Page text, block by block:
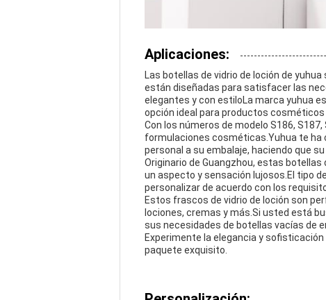
Aplicaciones:
Las botellas de vidrio de loción de
están diseñadas para satisfacer las
elegantes y con estiloLa marca yuhua
opción ideal para productos cosméticos
Con los números de modelo S186,
formulaciones cosméticas.Yuhua te ha
personal a su embalaje, haciendo que
Originario de Guangzhou, estas
un aspecto y sensación lujosos.El tipo
personalizar de acuerdo con los
Estos frascos de vidrio de loción son
lociones, cremas y más.Si usted está
sus necesidades de botellas vacías de
Experimente la elegancia y
paquete exquisito.